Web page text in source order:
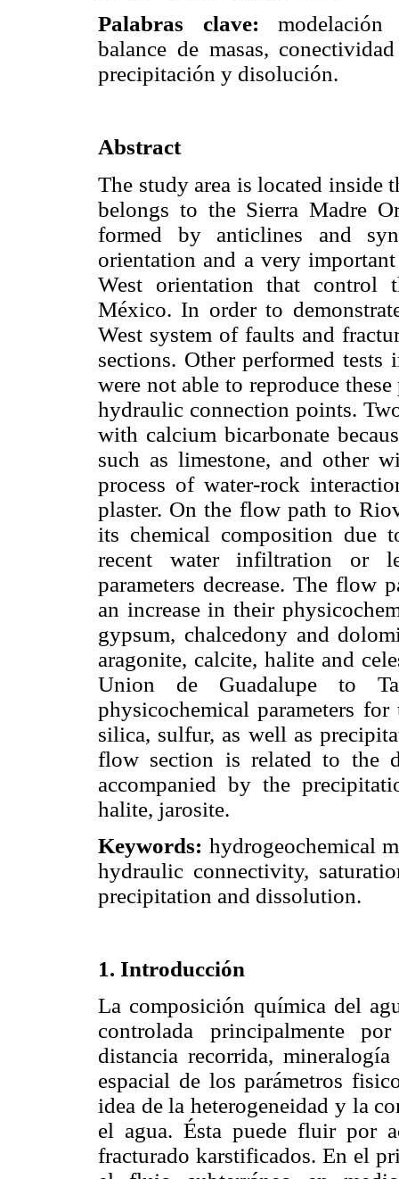
Palabras clave: modelación
balance de masas,
precipitación y disolución.
Abstract
The study area is located inside
belongs to the Sierra Madre
formed by anticlines and
orientation and a very
West orientation that
México. In order to
West system of faults and
sections. Other performed tests
were not able to reproduce
hydraulic connection points.
with calcium bicarbonate
such as limestone, and other
process of water-rock
plaster. On the flow path to
its chemical composition
recent water infiltration or
parameters decrease. The flow
an increase in their
gypsum, chalcedony and
aragonite, calcite, halite and
Union de Guadalupe to
physicochemical parameters
silica, sulfur, as well as
flow section is related to the
accompanied by the
halite, jarosite.
Keywords: hydrogeochemical
hydraulic connectivity,
precipitation and dissolution.
1. Introducción
La composición química del
controlada principalmente
distancia recorrida,
espacial de los parámetros
idea de la heterogeneidad y la
el agua. Ésta puede fluir por
fracturado karstificados. En el